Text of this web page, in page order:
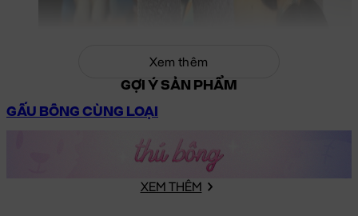
Xem thêm
GỢI Ý SẢN PHẨM
GẤU BÔNG CÙNG LOẠI
XEM THÊM